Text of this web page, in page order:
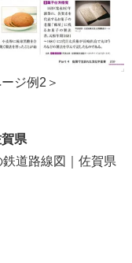
ジ例2＞
県
道路線図｜佐賀県